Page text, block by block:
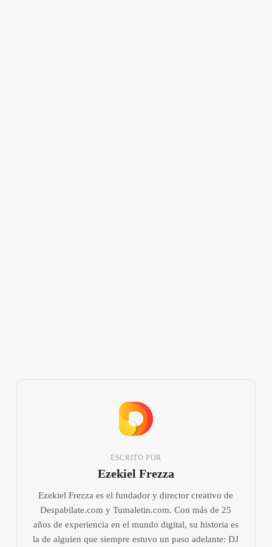
ESCRITO POR
Ezekiel Frezza
Ezekiel Frezza es el fundador y director creativo de
Despabilate.com y Tumaletin.com. Con más de 25
años de experiencia en el mundo digital, su historia es
la de alguien que siempre estuvo un paso adelante: DJ